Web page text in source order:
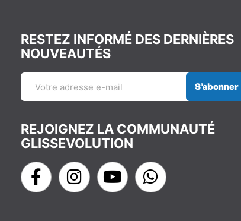
RESTEZ INFORMÉ DES DERNIÈRES
NOUVEAUTÉS
S’abonner
REJOIGNEZ LA COMMUNAUTÉ
GLISSEVOLUTION